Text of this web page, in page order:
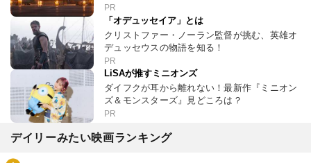
PR
「オデュッセイア」とは
クリストファー・ノーラン監督が挑む、英雄オ
デュッセウスの物語を知る！
PR
LiSAが推すミニオンズ
ダイフクが耳から離れない！最新作『ミニオン
ズ＆モンスターズ』見どころは？
PR
デイリーみたい映画ランキング